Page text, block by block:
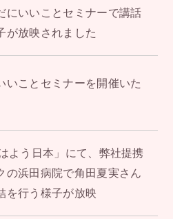
にいいことセミナーで講話
が放映されました
いことセミナーを開催いた
よう日本」にて、弊社提携
の浜田病院で角田夏実さん
を行う様子が放映